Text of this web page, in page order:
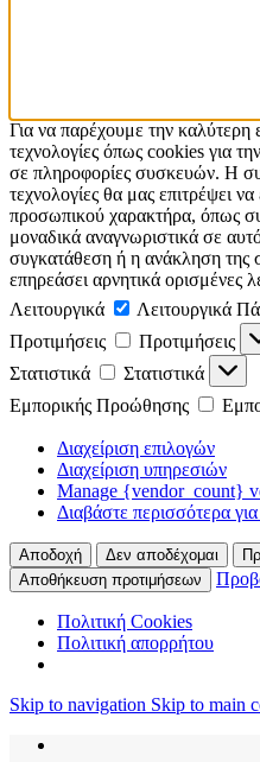
Για να παρέχουμε την καλύτερη
τεχνολογίες όπως cookies για
σε πληροφορίες συσκευών. Η
τεχνολογίες θα μας επιτρέψει
προσωπικού χαρακτήρα, όπως
μοναδικά αναγνωριστικά σε
συγκατάθεση ή η ανάκληση της
επηρεάσει αρνητικά ορισμένες
Λειτουργικά
Λειτουργικά
Προτιμήσεις
Προτιμήσεις
Στατιστικά
Στατιστικά
Εμπορικής Προώθησης
Διαχείριση επιλογών
Διαχείριση υπηρεσιών
Manage {vendor_count}
Διαβάστε περισσότερα
Αποδοχή Δεν αποδέχομαι
Αποθήκευση προτιμήσεων
Πολιτική Cookies
Πολιτική απορρήτου
Skip to navigation Skip to main